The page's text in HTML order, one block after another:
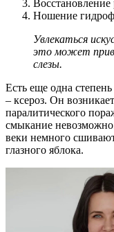
Ношение
Увлекаться
это может
слезы.
Есть еще одна
– ксероз. Он
паралитического
смыкание
веки немного
глазного яблока.